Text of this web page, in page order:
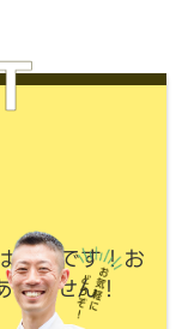
無料です！お
りません！